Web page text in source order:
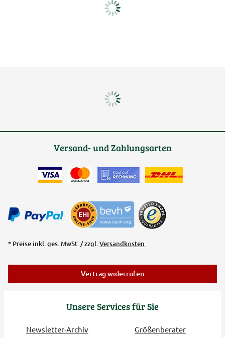
Unsere Services für Sie
Newsletter-Archiv
Größenberater
Versand- und Zahlungsarten
* Preise inkl. ges. MwSt. / zzgl.Versandkosten
Vertrag widerrufen